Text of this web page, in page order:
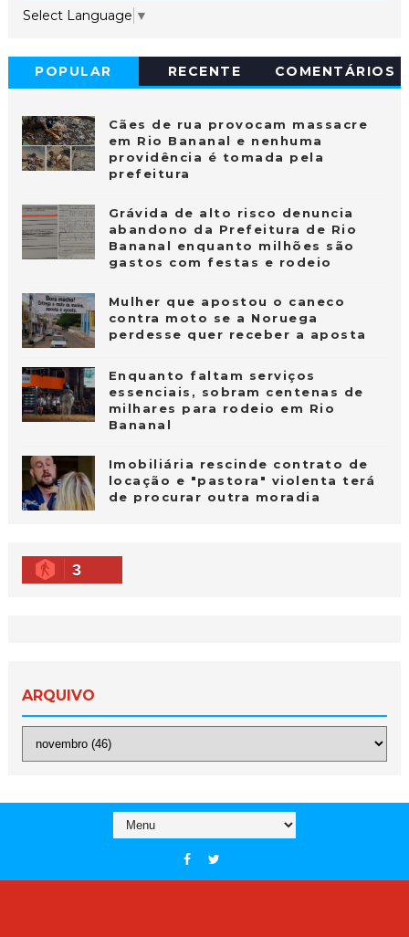
Select Language ▼
POPULAR RECENTE COMENTÁRIOS
Cães de rua provocam massacre
em Rio Bananal e nenhuma
providência é tomada pela
prefeitura
Grávida de alto risco denuncia
abandono da Prefeitura de Rio
Bananal enquanto milhões são
gastos com festas e rodeio
Mulher que apostou o caneco
contra moto se a Noruega
perdesse quer receber a aposta
Enquanto faltam serviços
essenciais, sobram centenas de
milhares para rodeio em Rio
Bananal
Imobiliária rescinde contrato de
locação e "pastora" violenta terá
de procurar outra moradia
3
ARQUIVO